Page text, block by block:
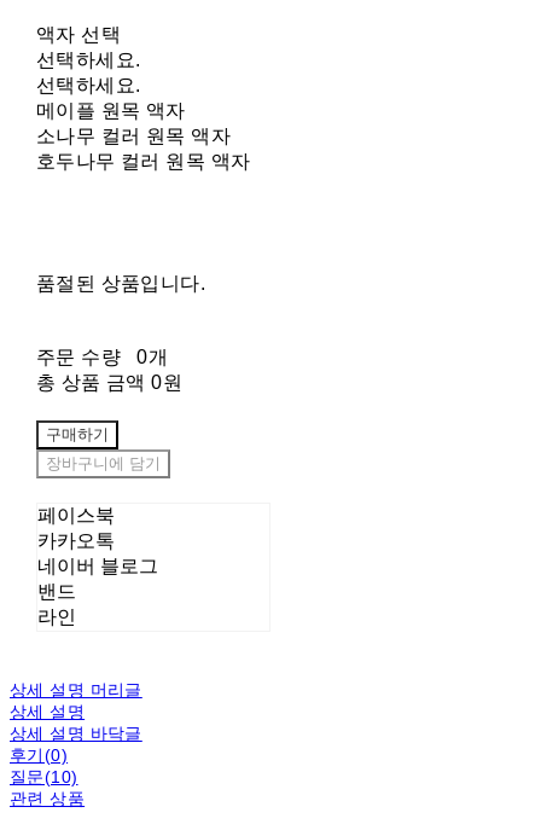
액자 선택
선택하세요.
선택하세요.
메이플 원목 액자
소나무 컬러 원목 액자
호두나무 컬러 원목 액자
품절된 상품입니다.
주문 수량
0개
총 상품 금액 0원
구매하기
장바구니에 담기
페이스북
카카오톡
네이버 블로그
밴드
라인
상세 설명 머리글
상세 설명
상세 설명 바닥글
후기(0)
질문(10)
관련 상품